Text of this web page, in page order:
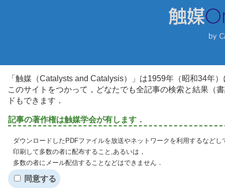
「触媒（Catalysts and Catalysis）」は1959年（昭和34年
このサイトをつかって，どなたでも全記事の検索と結果（
ドもできます．
記事の著作権は触媒学会が有します．
ダウンロードしたPDFファイルを放送やネットワークを利用するなど
印刷して多数の者に配布すること,あるいは，
多数の者にメール配信することなどはできません．
同意する